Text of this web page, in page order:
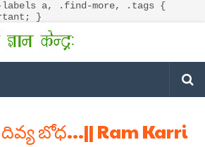
a, .find-more, .tags {
}
బోధ...|| Ram Karri